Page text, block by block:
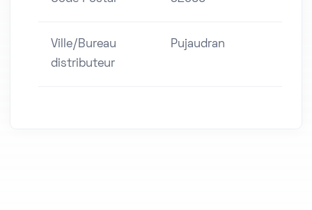
Ville/Bureau
distributeur
Pujaudran